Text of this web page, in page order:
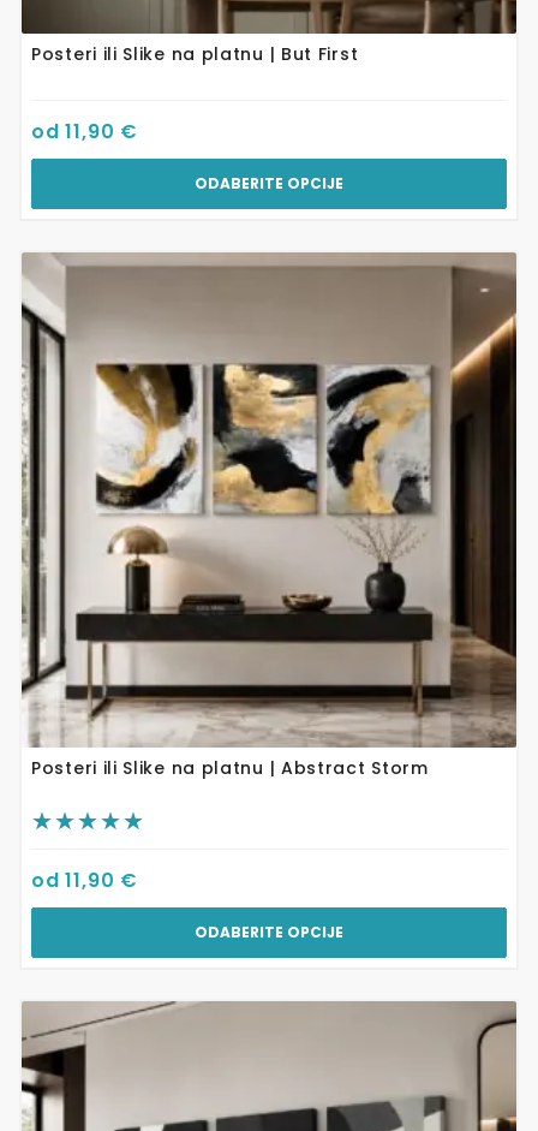
Posteri ili Slike na platnu | But First
od11,90 €
ODABERITE OPCIJE
Posteri ili Slike na platnu | Abstract Storm
od11,90 €
ODABERITE OPCIJE
Ovaj
proizvod
ima
više
varijanti.
odabrati
proizvoda
Ovaj
proizvod
ima
više
varijanti.